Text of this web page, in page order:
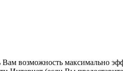
возможность максимально